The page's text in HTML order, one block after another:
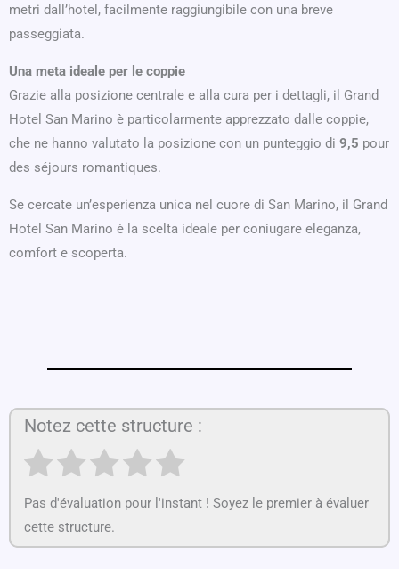
metri dall’hotel, facilmente raggiungibile con una breve
passeggiata.
Una meta ideale per le coppie
Grazie alla posizione centrale e alla cura per i dettagli, il Grand
Hotel San Marino è particolarmente apprezzato dalle coppie,
che ne hanno valutato la posizione con un punteggio di 9,5 pour
des séjours romantiques.
Se cercate un’esperienza unica nel cuore di San Marino, il Grand
Hotel San Marino è la scelta ideale per coniugare eleganza,
comfort e scoperta.
Notez cette structure :
Pas d'évaluation pour l'instant ! Soyez le premier à évaluer
cette structure.